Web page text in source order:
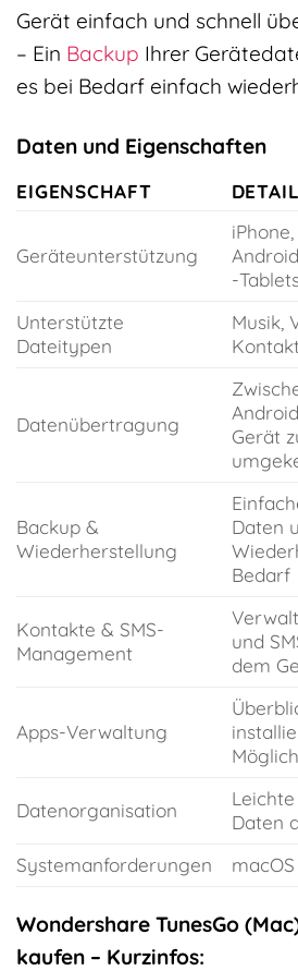
Gerät einfach und schnell
– Ein Backup Ihrer
es bei Bedarf einfach
Daten und Eigenschaften
EIGENSCHAFT
Geräteunterstützung
iPhone,
-
Unterstützte
Dateitypen
Musik,
Datenübertragung
Gerät
Backup &
Wiederherstellung
Daten
Bedarf
Kontakte & SMS-
Management
und
dem
Apps-Verwaltung
Datenorganisation
Daten
Systemanforderungen
Wondershare TunesGo
kaufen – Kurzinfos: